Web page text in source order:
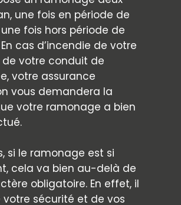
une fois en période de
fois hors période de
cas d’incendie de votre
de votre conduit de
votre assurance
vous demandera la
votre ramonage a bien
si le ramonage est si
cela va bien au-delà de
obligatoire. En effet, il
votre sécurité et de vos